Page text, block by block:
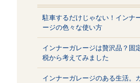
駐車するだけじゃない！インナ
ージの色々な使い方
インナーガレージは贅沢品？固
税から考えてみました
インナーガレージのある生活。